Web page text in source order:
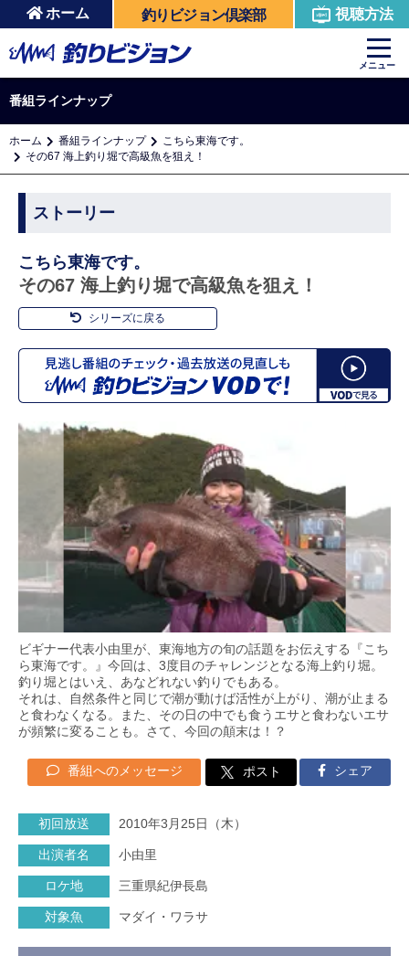
ホーム 釣りビジョン倶楽部 視聴方法
メニュー
番組ラインナップ
ホーム 番組ラインナップ
こちら東海です。
その67 海上釣り堀で高級魚を狙え！
ストーリー
こちら東海です。
その67 海上釣り堀で高級魚を狙え！
シリーズに戻る
ビギナー代表小由里が、東海地方の旬の話題をお伝えする『こち
ら東海です。』今回は、3度目のチャレンジとなる海上釣り堀。
釣り堀とはいえ、あなどれない釣りでもある。
それは、自然条件と同じで潮が動けば活性が上がり、潮が止まる
と食わなくなる。また、その日の中でも食うエサと食わないエサ
が頻繁に変ることも。さて、今回の顛末は！？
番組へのメッセージ ポスト シェア
初回放送 2010年3月25日（木）
出演者名 小由里
ロケ地 三重県紀伊長島
対象魚 マダイ・ワラサ